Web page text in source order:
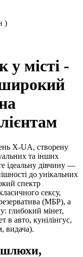
)
місті -
X-UA, створену
та інших
ідеальну дівчину —
до унікальних
спектр
сексу,
(МБР), а
глибокий мінет,
в авто, кунілінгус,
видача).
шлюхи,